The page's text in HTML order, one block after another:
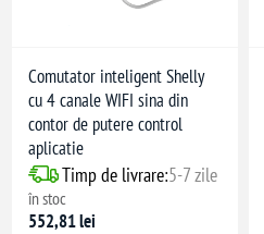
Comutator inteligent Shelly
cu 4 canale WIFI sina din
contor de putere control
aplicatie
Timp de livrare:5-7 zile
în stoc
552,81 lei